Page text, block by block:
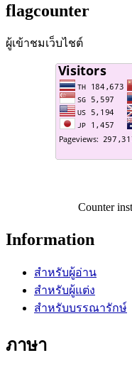
flagcounter
ผู้เข้าชมเว็บไชต์
Counter
Information
สำหรับผู้อ่าน
สำหรับผู้แต่ง
สำหรับบรรณารักษ์
ภาษา